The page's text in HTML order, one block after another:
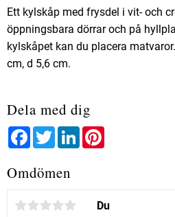
Ett kylskåp med frysdel i vit- och
öppningsbara dörrar och på
kylskåpet kan du placera
cm, d 5,6 cm.
Dela med dig
FacebookTwitterLinkedIn
Omdömen
Du